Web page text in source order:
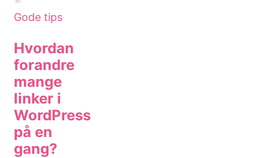
Gode tips
Hvordan
forandre
mange
linker i
WordPress
på en
gang?